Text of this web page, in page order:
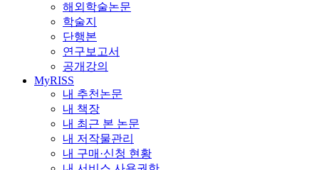
해외학술논문
학술지
단행본
연구보고서
공개강의
MyRISS
내 추천논문
내 책장
내 최근 본 논문
내 저작물관리
내 구매·신청 현황